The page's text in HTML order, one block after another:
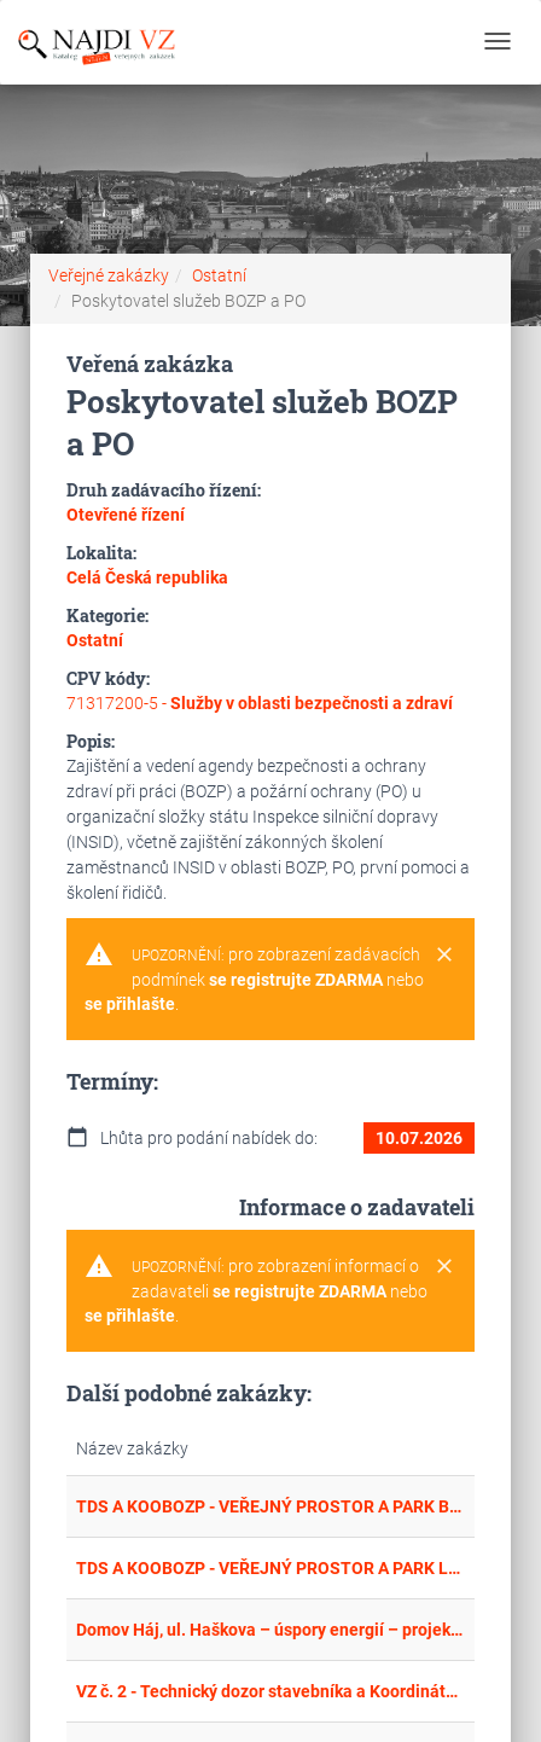
Veřejné zakázky
Ostatní
Poskytovatel služeb BOZP a PO
Veřená zakázka
Poskytovatel služeb BOZP
a PO
Druh zadávacího řízení:
Otevřené řízení
Lokalita:
Celá Česká republika
Kategorie:
Ostatní
CPV kódy:
71317200-5 -Služby v oblasti bezpečnosti a zdraví
Popis:
Zajištění a vedení agendy bezpečnosti a ochrany
zdraví při práci (BOZP) a požární ochrany (PO) u
organizační složky státu Inspekce silniční dopravy
(INSID), včetně zajištění zákonných školení
zaměstnanců INSID v oblasti BOZP, PO, první pomoci a
školení řidičů.
warning clear
UPOZORNĚNÍ: pro zobrazení zadávacích
podmínekse registrujte ZDARMAnebo
se přihlašte.
Termíny:
calendar_today Lhůta pro podání nabídek do: 10.07.2026
Informace o zadavateli
warning clear
UPOZORNĚNÍ: pro zobrazení informací o
zadavateli se registrujte ZDARMAnebo
se přihlašte.
Další podobné zakázky:
Název zakázky
TDS A KOOBOZP - VEŘEJNÝ PROSTOR A PARK BEKON, HRÁDEK NAD NISOU
TDS A KOOBOZP - VEŘEJNÝ PROSTOR A PARK LEGIONÁŘSKÁ A VODNÍ PARK, HRÁDEK NAD NISOU
Domov Háj, ul. Haškova – úspory energií – projektová dokumentace
VZ č. 2 - Technický dozor stavebníka a Koordinátora BOZP pro projekt Obnova místních komunikací po povodni ve Městě Albrechticích - I. etapa - část 3